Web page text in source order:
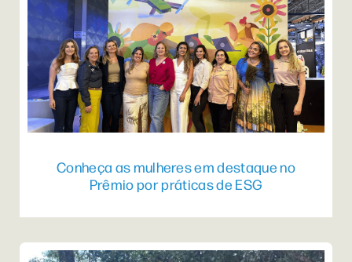
Conheça as mulheres em destaque no
Prêmio por práticas de ESG